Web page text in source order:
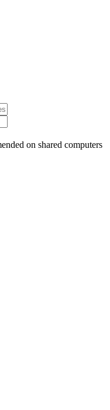
on shared computers